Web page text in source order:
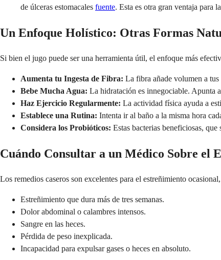
de úlceras estomacales fuente. Esta es otra gran ventaja para la
Un Enfoque Holístico: Otras Formas
Si bien el jugo puede ser una herramienta útil, el enfoque más
Aumenta tu Ingesta de Fibra: La fibra añade volumen a
Bebe Mucha Agua: La hidratación es innegociable. Apunta
Haz Ejercicio Regularmente: La actividad física ayuda a
Establece una Rutina: Intenta ir al baño a la misma hora
Considera los Probióticos: Estas bacterias beneficiosas,
Cuándo Consultar a un Médico Sobre el
Los remedios caseros son excelentes para el estreñimiento
Estreñimiento que dura más de tres semanas.
Dolor abdominal o calambres intensos.
Sangre en las heces.
Pérdida de peso inexplicada.
Incapacidad para expulsar gases o heces en absoluto.